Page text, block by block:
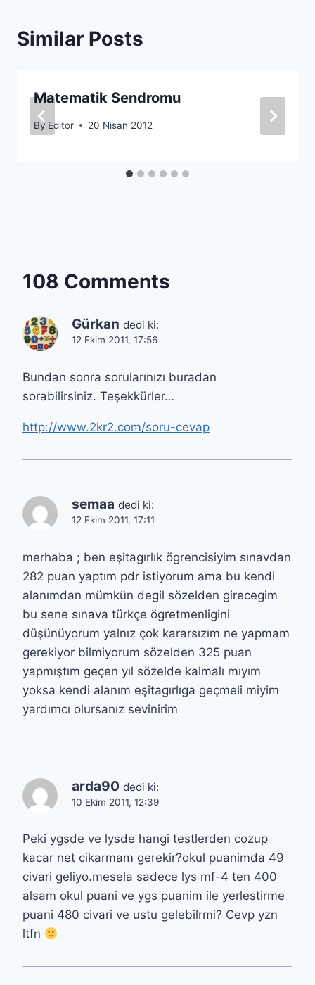
Similar Posts
Matematik Sendromu
By Editor 20 Nisan 2012
108 Comments
Gürkan dedi ki:
12 Ekim 2011, 17:56
Bundan sonra sorularınızı buradan
sorabilirsiniz. Teşekkürler…
http://www.2kr2.com/soru-cevap
semaa dedi ki:
12 Ekim 2011, 17:11
merhaba ; ben eşitagırlık ögrencisiyim sınavdan
282 puan yaptım pdr istiyorum ama bu kendi
alanımdan mümkün degil sözelden girecegim
bu sene sınava türkçe ögretmenligini
düşünüyorum yalnız çok kararsızım ne yapmam
gerekiyor bilmiyorum sözelden 325 puan
yapmıştım geçen yıl sözelde kalmalı mıyım
yoksa kendi alanım eşitagırlıga geçmeli miyim
yardımcı olursanız sevinirim
arda90 dedi ki:
10 Ekim 2011, 12:39
Peki ygsde ve lysde hangi testlerden cozup
kacar net cikarmam gerekir?okul puanimda 49
civari geliyo.mesela sadece lys mf-4 ten 400
alsam okul puani ve ygs puanim ile yerlestirme
puani 480 civari ve ustu gelebilrmi? Cevp yzn
ltfn